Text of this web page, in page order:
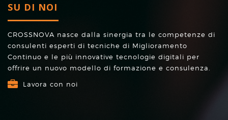
SU DI NOI
CROSSNOVA nasce dalla sinergia tra le competenze di
consulenti esperti di tecniche di Miglioramento
Continuo e le più innovative tecnologie digitali per
offrire un nuovo modello di formazione e consulenza.
Lavora con noi